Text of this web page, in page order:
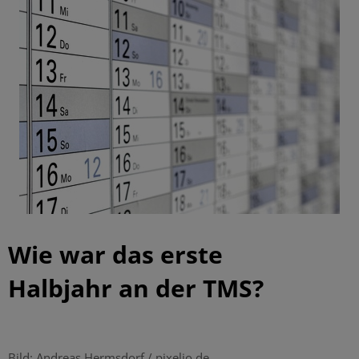
Wie war das erste
Halbjahr an der TMS?